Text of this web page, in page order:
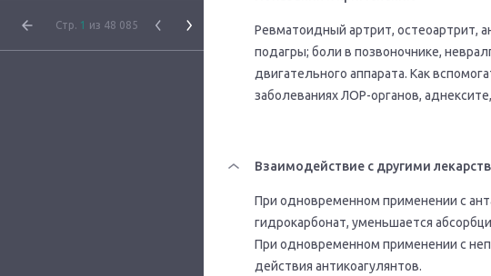
Стр. 1 из 48 085
Ревматоидный артрит, остеоартрит,
подагры; боли в позвоночнике,
двигательного аппарата. Как
заболеваниях ЛОР-органов,
Взаимодействие с другими
При одновременном применении с
гидрокарбонат, уменьшается
При одновременном применении с
действия антикоагулянтов.